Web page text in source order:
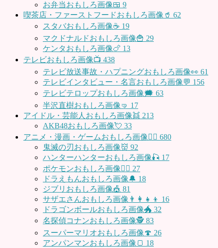
お弁当おもしろ画像🍱 9
喫茶店・ファーストフードおもしろ画像🥤 62
スタバおもしろ画像☕️ 19
マクドナルドおもしろ画像🍟 29
ケンタおもしろ画像🍗 13
テレビおもしろ画像📺 438
テレビ放送事故・ハプニングおもしろ画像👀 61
テレビインタビュー・名言おもしろ画像💬 156
テレビテロップおもしろ画像🗯 63
半沢直樹おもしろ画像🤜 17
アイドル・芸能人おもしろ画像👯 213
AKB48おもしろ画像💘 33
アニメ・漫画・ゲームおもしろ画像🧚‍♀️ 680
鬼滅の刃おもしろ画像👹 92
ハンターハンターおもしろ画像🎣 17
ポケモンおもしろ画像🤹‍♂️ 27
ドラえもんおもしろ画像🔔 18
ジブリおもしろ画像🎪 81
サザエさんおもしろ画像👨‍👩‍👧‍👦 16
ドラゴンボールおもしろ画像🐲 32
名探偵コナンおもしろ画像🕵️ 83
スーパーマリオおもしろ画像🍄 26
アンパンマンおもしろ画像🍞 18